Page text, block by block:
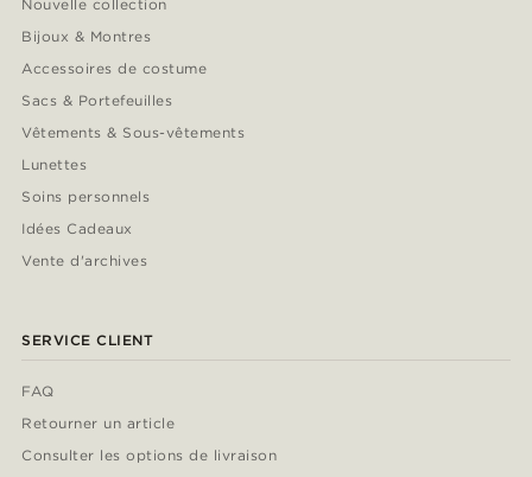
Nouvelle collection
Bijoux & Montres
Accessoires de costume
Sacs & Portefeuilles
Vêtements & Sous-vêtements
Lunettes
Soins personnels
Idées Cadeaux
Vente d'archives
SERVICE CLIENT
FAQ
Retourner un article
Consulter les options de livraison